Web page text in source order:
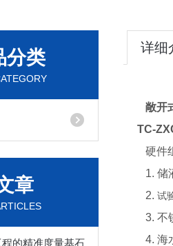
分类
章
的精准度量基石
详细
敞开
TC-
硬件
1. 储液
2. 试
3. 不锈
4. 海